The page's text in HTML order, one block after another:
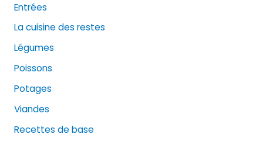
Entrées
La cuisine des restes
Légumes
Poissons
Potages
Viandes
Recettes de base